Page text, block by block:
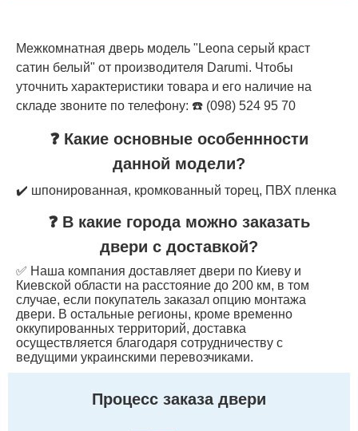
Межкомнатная дверь модель "Leona серый краст
сатин белый" от производителя Darumi. Чтобы
уточнить характеристики товара и его наличие на
складе звоните по телефону: ☎️ (098) 524 95 70
❓ Какие основные особеннности
данной модели?
✔️ шпонированная, кромкованный торец, ПВХ пленка
❓ В какие города можно заказать
двери с доставкой?
✅ Наша компания доставляет двери по Киеву и
Киевской области на расстояние до 200 км, в том
случае, если покупатель заказал опцию монтажа
двери. В остальные регионы, кроме временно
оккупированных территорий, доставка
осуществляется благодаря сотрудничеству с
ведущими украинскими перевозчиками.
Процесс заказа двери